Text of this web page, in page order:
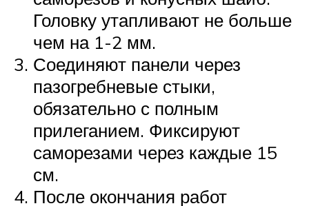
Головку утапливают не больше
чем на 1-2 мм.
Соединяют панели через
пазогребневые стыки,
обязательно с полным
прилеганием. Фиксируют
саморезами через каждые 15
см.
После окончания работ